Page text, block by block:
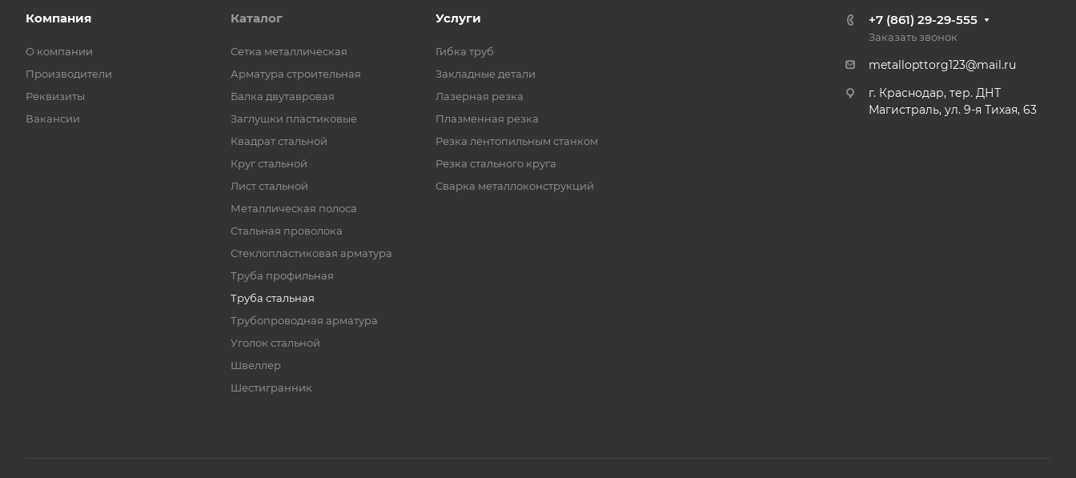
Компания
О компании
Производители
Реквизиты
Вакансии
Каталог
Cетка металлическая
Арматура строительная
Балка двутавровая
Заглушки пластиковые
Квадрат стальной
Круг стальной
Лист стальной
Металлическая полоса
Стальная проволока
Стеклопластиковая арматура
Труба профильная
Труба стальная
Трубопроводная арматура
Уголок стальной
Швеллер
Шестигранник
Услуги
Гибка труб
Закладные детали
Лазерная резка
Плазменная резка
Резка лентопильным станком
Резка стального круга
Сварка металлоконструкций
+7 (861) 29-29-555
Заказать звонок
metallopttorg123@mail.ru
г. Краснодар, тер. ДНТ
Магистраль, ул. 9-я Тихая, 63